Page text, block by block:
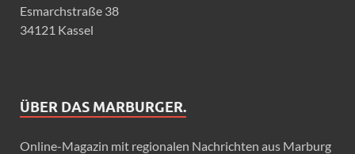
Esmarchstraße 38
34121 Kassel
ÜBER DAS MARBURGER.
Online-Magazin mit regionalen Nachrichten aus Marburg